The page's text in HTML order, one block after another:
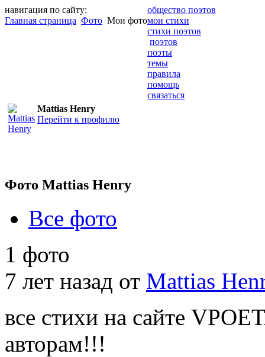
навигация по сайту:
Главная страница Фото Мои фото
общество поэтов
мои стихи
стихи поэтов
поэтов
поэты
темы
правила
помощь
связаться
Mattias Henry
Перейти к профилю
Фото Mattias Henry
Все фото
1 фото
7 лет назад от Mattias
все стихи на сайте
авторам!!!